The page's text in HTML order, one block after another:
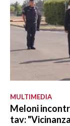
MULTIMEDIA
Meloni
tav: